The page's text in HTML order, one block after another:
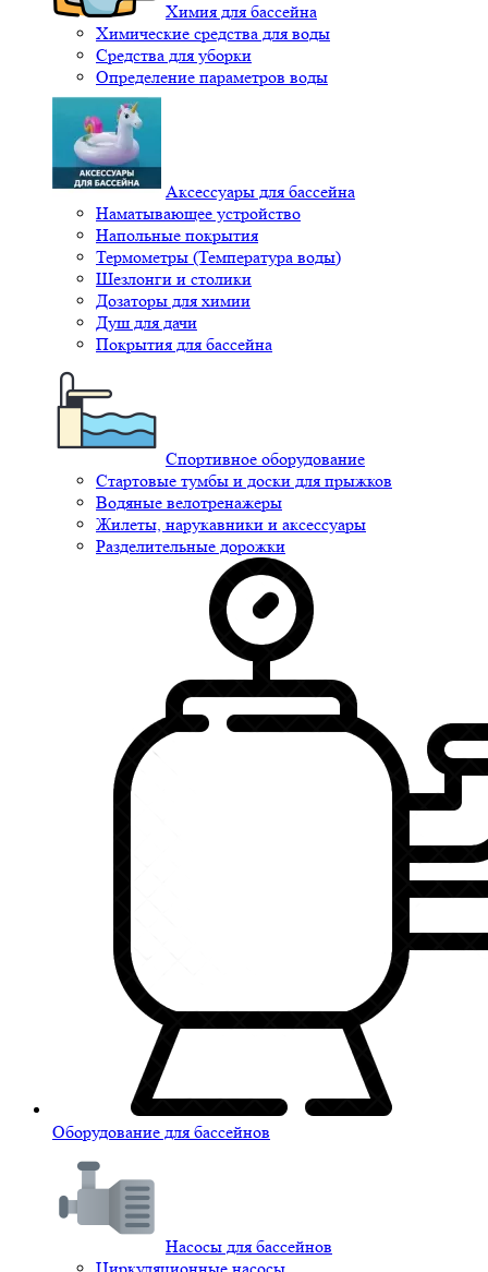
Химия для бассейна
Химические средства для воды
Средства для уборки
Определение параметров воды
Аксессуары для бассейна
Наматывающее устройство
Напольные покрытия
Термометры (Температура воды)
Шезлонги и столики
Дозаторы для химии
Душ для дачи
Покрытия для бассейна
Спортивное оборудование
Стартовые тумбы и доски для прыжков
Водяные велотренажеры
Жилеты, нарукавники и аксессуары
Разделительные дорожки
Оборудование для бассейнов
Насосы для бассейнов